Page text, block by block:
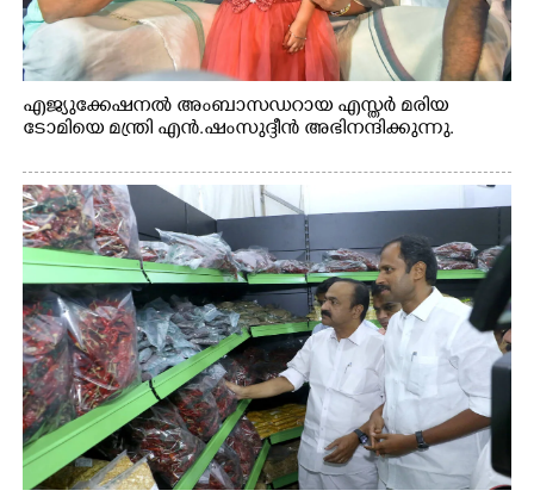
എജ്യുക്കേഷനൽ അംബാസഡറായ എസ്തർ മരിയ
ടോമിയെ മന്ത്രി എൻ.ഷംസുദ്ദീൻ അഭിനന്ദിക്കുന്നു.